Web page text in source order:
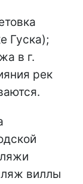
Гуска);
в г.
рек
виллы